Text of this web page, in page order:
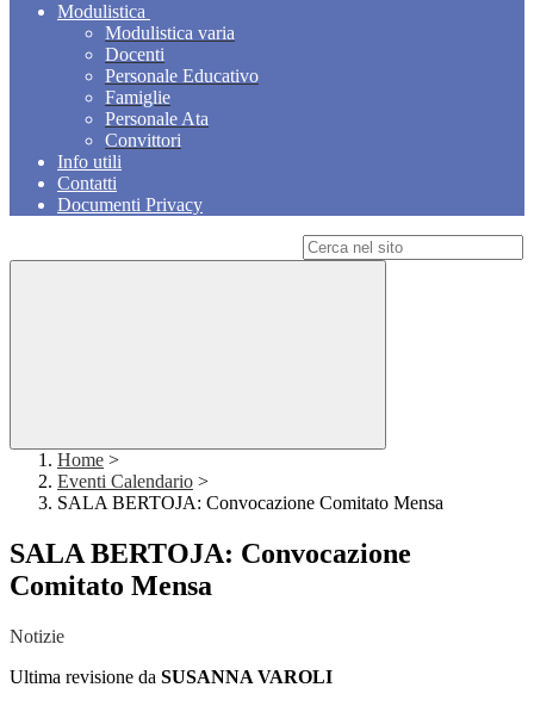
Modulistica
Modulistica varia
Docenti
Personale Educativo
Famiglie
Personale Ata
Convittori
Info utili
Contatti
Documenti Privacy
Home >
Eventi Calendario >
SALA BERTOJA: Convocazione Comitato Mensa
SALA BERTOJA: Convocazione
Comitato Mensa
Notizie
Ultima revisione da SUSANNA VAROLI